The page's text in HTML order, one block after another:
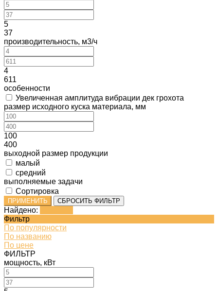
5
37
производительность, м3/ч
4
611
особенности
Увеличенная амплитуда вибрации дек грохота
размер исходного куска материала, мм
100
400
выходной размер продукции
малый
средний
выполняемые задачи
Сортировка
ПРИМЕНИТЬ СБРОСИТЬ ФИЛЬТР
Найдено:
Фильтр
По популярности
По названию
По цене
ФИЛЬТР
мощность, кВт